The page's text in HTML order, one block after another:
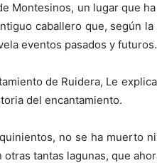
Montesinos, un lugar que
caballero que, según
eventos pasados y futuros.
de Ruidera, Le
del encantamiento.
no se ha muerto
tantas lagunas, que